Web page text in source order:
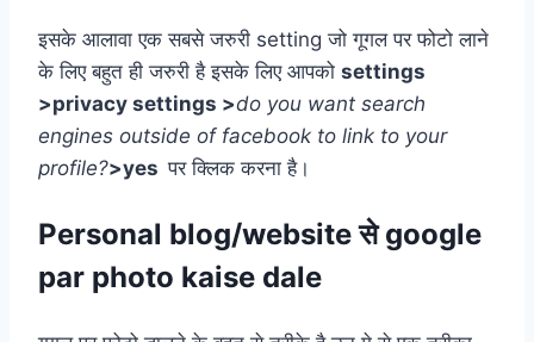
इसके आलावा एक सबसे जरुरी setting जो गूगल पर फोटो लाने
के लिए बहुत ही जरुरी है इसके लिए आपको settings
>privacy settings >do you want search
engines outside of facebook to link to your
profile?>yesपर क्लिक करना है।
Personal blog/website सेgoogle
par photo kaise dale